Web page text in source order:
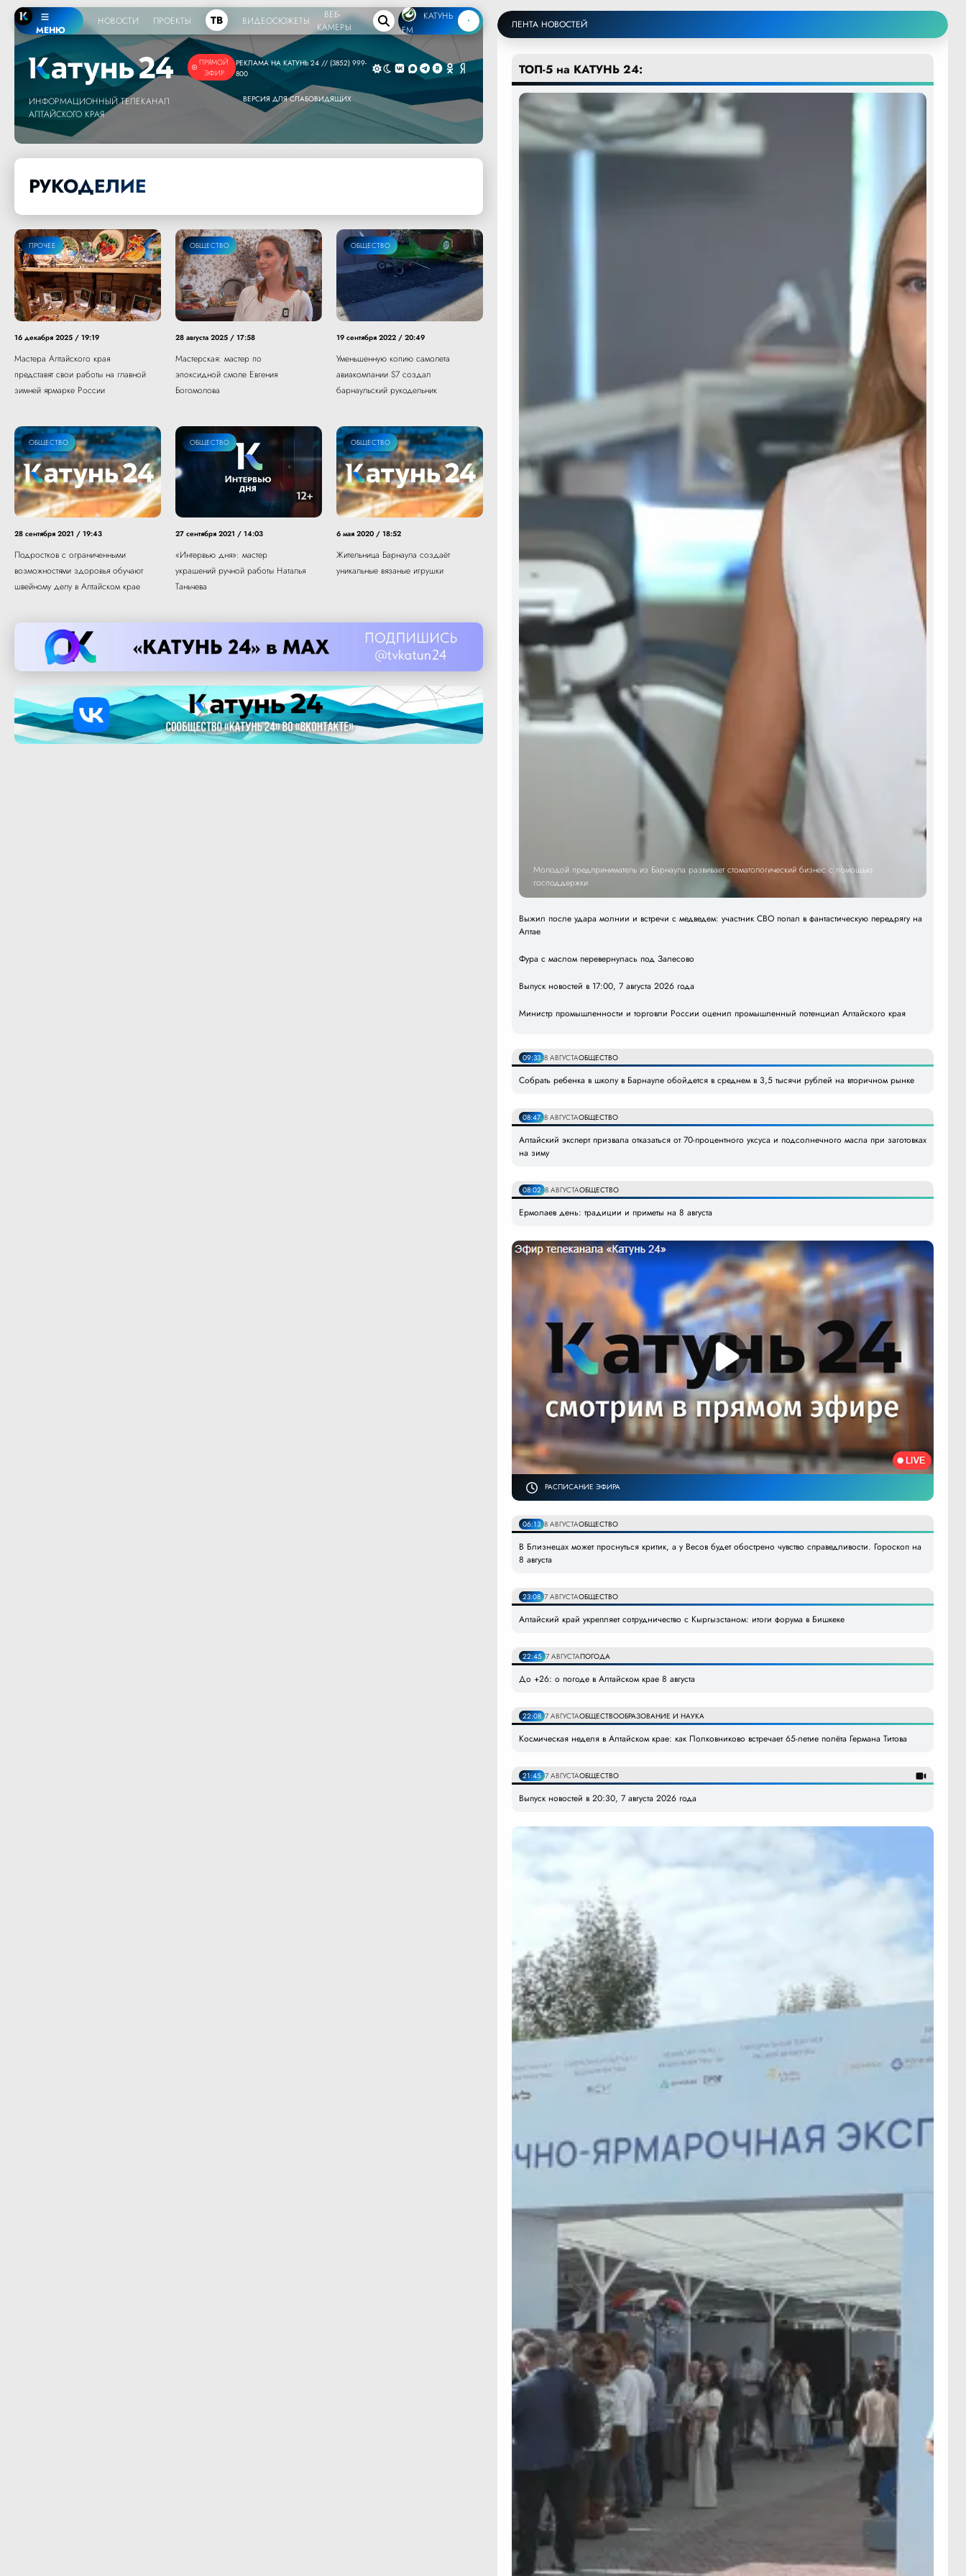
МЕНЮ
НОВОСТИ ПРОЕКТЫ ТВ ВИДЕОСЮЖЕТЫ
ВЕБ-
КАМЕРЫ
КАТУНЬ
FM
ПРЯМОЙ
ЭФИР
ИНФОРМАЦИОННЫЙ ТЕЛЕКАНАЛ
АЛТАЙСКОГО КРАЯ
РЕКЛАМА НА КАТУНЬ 24 // (3852) 999-
800
ВЕРСИЯ ДЛЯ СЛАБОВИДЯЩИХ
РУКОДЕЛИЕ
ПРОЧЕЕ
16 декабря 2025 / 19:19
Мастера Алтайского края
представят свои работы на главной
зимней ярмарке России
ОБЩЕСТВО
28 августа 2025 / 17:58
Мастерская: мастер по
эпоксидной смоле Евгения
Богомолова
ОБЩЕСТВО
19 сентября 2022 / 20:49
Уменьшенную копию самолета
авиакомпании S7 создал
барнаульский рукодельник
ОБЩЕСТВО
28 сентября 2021 / 19:43
Подростков с ограниченными
возможностями здоровья обучают
швейному делу в Алтайском крае
ОБЩЕСТВО
27 сентября 2021 / 14:03
«Интервью дня»: мастер
украшений ручной работы Наталья
Таньчева
ОБЩЕСТВО
6 мая 2020 / 18:52
Жительница Барнаула создаёт
уникальные вязаные игрушки
ЛЕНТА НОВОСТЕЙ
ТОП-5 на КАТУНЬ 24:
Молодой предприниматель из Барнаула развивает стоматологический бизнес с помощью
господдержки
Выжил после удара молнии и встречи с медведем: участник СВО попал в фантастическую передрягу на
Алтае
Фура с маслом перевернулась под Залесово
Выпуск новостей в 17:00, 7 августа 2026 года
Министр промышленности и торговли России оценил промышленный потенциал Алтайского края
09:33 8 АВГУСТАОБЩЕСТВО
Собрать ребенка в школу в Барнауле обойдется в среднем в 3,5 тысячи рублей на вторичном рынке
08:47 8 АВГУСТАОБЩЕСТВО
Алтайский эксперт призвала отказаться от 70-процентного уксуса и подсолнечного масла при заготовках
на зиму
08:02 8 АВГУСТАОБЩЕСТВО
Ермолаев день: традиции и приметы на 8 августа
РАСПИСАНИЕ ЭФИРА
06:13 8 АВГУСТАОБЩЕСТВО
В Близнецах может проснуться критик, а у Весов будет обострено чувство справедливости. Гороскоп на
8 августа
23:08 7 АВГУСТАОБЩЕСТВО
Алтайский край укрепляет сотрудничество с Кыргызстаном: итоги форума в Бишкеке
22:45 7 АВГУСТАПОГОДА
До +26: о погоде в Алтайском крае 8 августа
22:08 7 АВГУСТАОБЩЕСТВООБРАЗОВАНИЕ И НАУКА
Космическая неделя в Алтайском крае: как Полковниково встречает 65-летие полёта Германа Титова
21:45 7 АВГУСТАОБЩЕСТВО
Выпуск новостей в 20:30, 7 августа 2026 года